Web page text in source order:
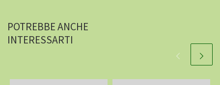
POTREBBE ANCHE
INTERESSARTI